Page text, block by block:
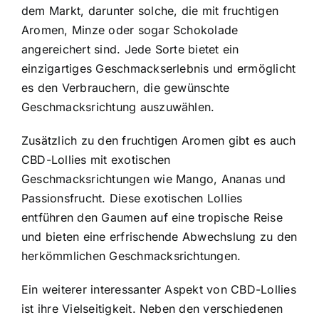
dem Markt, darunter solche, die mit fruchtigen
Aromen, Minze oder sogar Schokolade
angereichert sind. Jede Sorte bietet ein
einzigartiges Geschmackserlebnis und ermöglicht
es den Verbrauchern, die gewünschte
Geschmacksrichtung auszuwählen.
Zusätzlich zu den fruchtigen Aromen gibt es auch
CBD-Lollies mit exotischen
Geschmacksrichtungen wie Mango, Ananas und
Passionsfrucht. Diese exotischen Lollies
entführen den Gaumen auf eine tropische Reise
und bieten eine erfrischende Abwechslung zu den
herkömmlichen Geschmacksrichtungen.
Ein weiterer interessanter Aspekt von CBD-Lollies
ist ihre Vielseitigkeit. Neben den verschiedenen